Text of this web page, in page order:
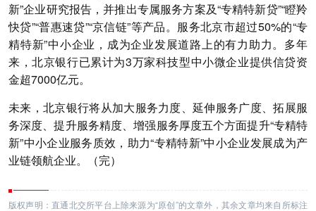
新”企业研究报告，并推出专属服务方案及“专精特新贷”“瞪羚
快贷”“普惠速贷”“京信链”等产品。服务北京市超过50%的“专
精特新”中小企业，成为企业发展道路上的有力助力。多年
来，北京银行已累计为3万家科技型中小微企业提供信贷资
金超7000亿元。
未来，北京银行将从加大服务力度、延伸服务广度、拓展服
务深度、提升服务精度、增强服务厚度五个方面提升“专精特
新”中小企业服务质效，助力“专精特新”中小企业发展成为产
业链领航企业。（完）
版权声明：直通北交所平台上除来源为“原创”的文章外，其余文章均来自所标注